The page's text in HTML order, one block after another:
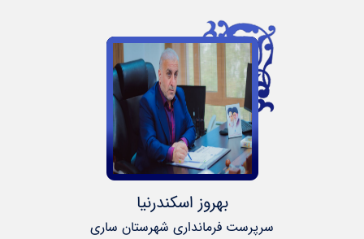
بهروز اسکندرنیا
سرپرست فرمانداری شهرستان ساری